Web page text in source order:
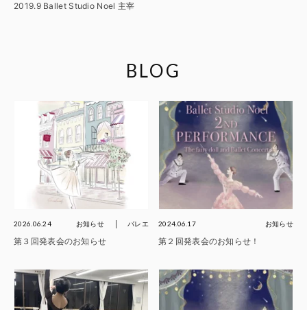
2019.9 Ballet Studio Noel 主宰
BLOG
2026.06.24 お知らせ バレエ
第３回発表会のお知らせ
2024.06.17 お知らせ
第２回発表会のお知らせ！